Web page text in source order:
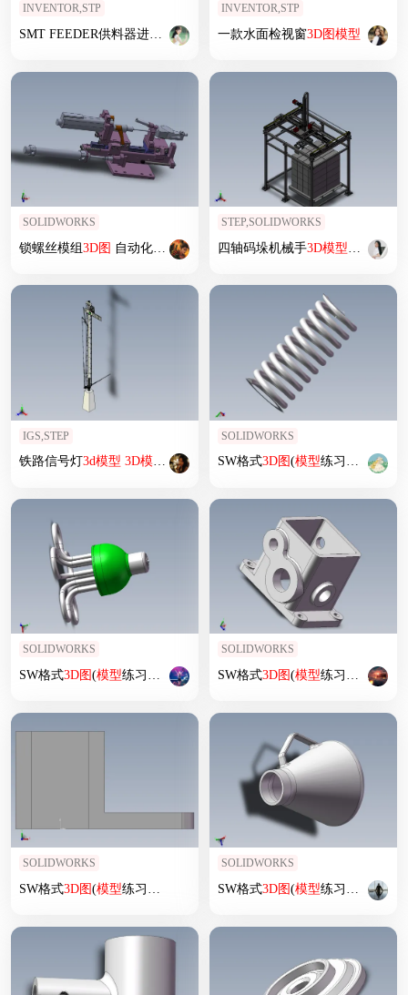
INVENTOR,STP
SMT FEEDER供料器进料器 3D 模型
INVENTOR,STP
一款水面检视窗3D图模型
SOLIDWORKS
锁螺丝模组3D图 自动化设备 3D 图纸3D模型
STEP,SOLIDWORKS
四轴码垛机械手3D模型 非标自
IGS,STEP
铁路信号灯3d模型 3D模型 SolidWorks三维设计图
SOLIDWORKS
SW格式3D图(模型练习题)-044
SOLIDWORKS
SW格式3D图(模型练习题)-064
SOLIDWORKS
SW格式3D图(模型练习题)-50
SOLIDWORKS
SW格式3D图(模型练习题)-003
SOLIDWORKS
SW格式3D图(模型练习题)-023